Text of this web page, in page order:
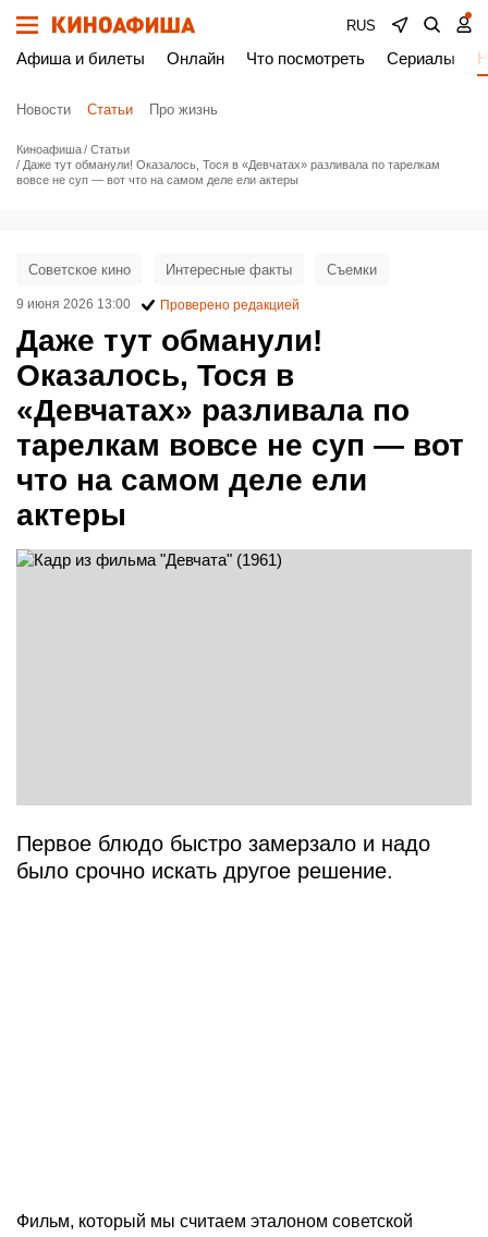
RUS
Афиша и билеты Онлайн Что посмотреть Сериалы
Новости Статьи Про жизнь
Киноафиша
Статьи
Даже тут обманули! Оказалось, Тося в «Девчатах» разливала по тарелкам
вовсе не суп — вот что на самом деле ели актеры
Даже тут обманули!
Оказалось, Тося в
«Девчатах» разливала по
тарелкам вовсе не суп — вот
что на самом деле ели
актеры
Советское кино Интересные факты Съемки
9 июня 2026 13:00 Проверено редакцией
Первое блюдо быстро замерзало и надо
было срочно искать другое решение.
Фильм, который мы считаем эталоном советской